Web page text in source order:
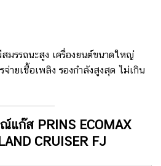
มรรถนะสูง เครื่องยนต์ขนาดใหญ่
ายเชื้อเพลิง รองกำลังสูงสุด ไม่เกิน
แก๊ส PRINS ECOMAX
CRUISER FJ